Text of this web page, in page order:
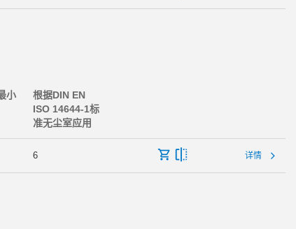
小
根据DIN EN
ISO 14644-1标
准无尘室应用
6 详情